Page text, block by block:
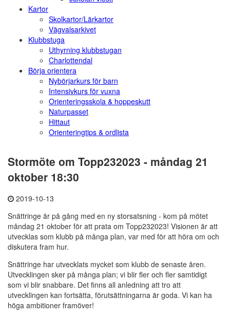
Kartor
Skolkartor/Lärkartor
Vägvalsarkivet
Klubbstuga
Uthyrning klubbstugan
Charlottendal
Börja orientera
Nybörjarkurs för barn
Intensivkurs för vuxna
Orienteringsskola & hoppeskutt
Naturpasset
Hittaut
Orienteringtips & ordlista
Stormöte om Topp232023 - måndag 21
oktober 18:30
2019-10-13
Snättringe är på gång med en ny storsatsning - kom på mötet
måndag 21 oktober för att prata om Topp232023! Visionen är att
utvecklas som klubb på många plan, var med för att höra om och
diskutera fram hur.
Snättringe har utvecklats mycket som klubb de senaste åren.
Utvecklingen sker på många plan; vi blir fler och fler samtidigt
som vi blir snabbare. Det finns all anledning att tro att
utvecklingen kan fortsätta, förutsättningarna är goda. Vi kan ha
höga ambitioner framöver!